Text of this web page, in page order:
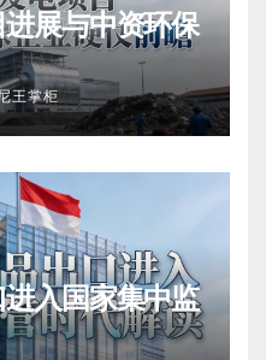
展与中资环保
王掌柜
入国家集中监